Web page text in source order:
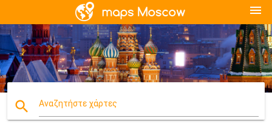
menu
search Αναζητήστε χάρτες